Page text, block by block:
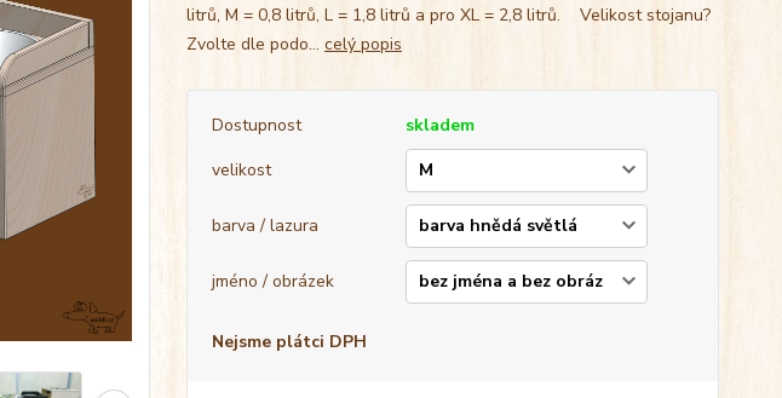
litrů, M = 0,8 litrů, L = 1,8 litrů a pro XL = 2,8 litrů. Velikost stojanu?
Zvolte dle podo... celý popis
Dostupnost
skladem
velikost
barva / lazura
jméno / obrázek
Nejsme plátci DPH